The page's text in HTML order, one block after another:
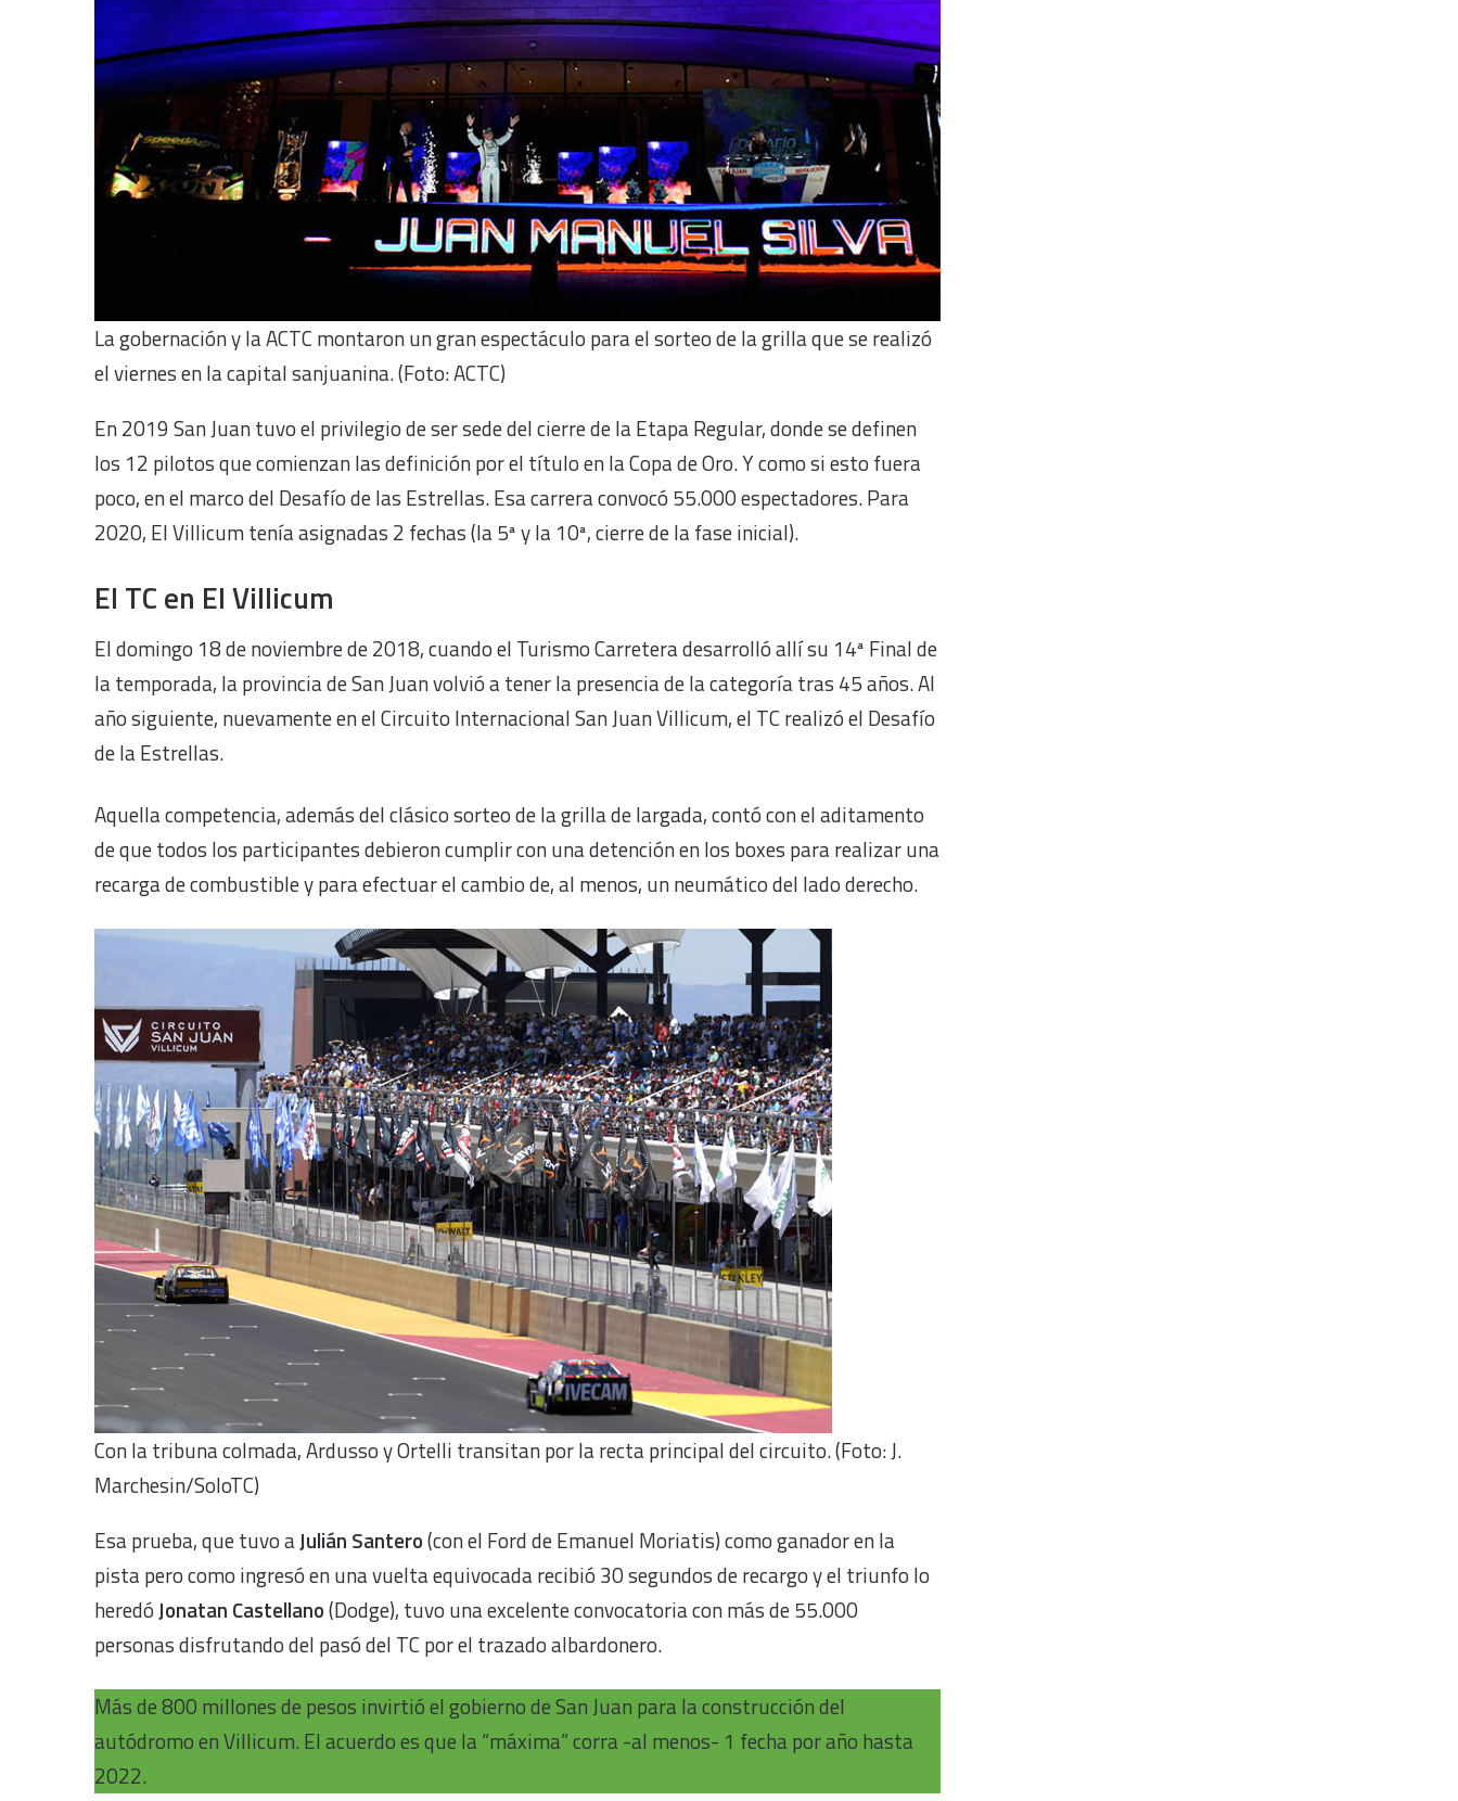
La gobernación y la ACTC montaron un gran espectáculo para el sorteo de la grilla que se realizó
el viernes en la capital sanjuanina. (Foto: ACTC)
En 2019 San Juan tuvo el privilegio de ser sede del cierre de la Etapa Regular, donde se definen
los 12 pilotos que comienzan las definición por el título en la Copa de Oro. Y como si esto fuera
poco, en el marco del Desafío de las Estrellas. Esa carrera convocó 55.000 espectadores. Para
2020, El Villicum tenía asignadas 2 fechas (la 5ª y la 10ª, cierre de la fase inicial).
El TC en El Villicum
El domingo 18 de noviembre de 2018, cuando el Turismo Carretera desarrolló allí su 14ª Final de
la temporada, la provincia de San Juan volvió a tener la presencia de la categoría tras 45 años. Al
año siguiente, nuevamente en el Circuito Internacional San Juan Villicum, el TC realizó el Desafío
de la Estrellas.
Aquella competencia, además del clásico sorteo de la grilla de largada, contó con el aditamento
de que todos los participantes debieron cumplir con una detención en los boxes para realizar una
recarga de combustible y para efectuar el cambio de, al menos, un neumático del lado derecho.
Con la tribuna colmada, Ardusso y Ortelli transitan por la recta principal del circuito. (Foto: J.
Marchesin/SoloTC)
Esa prueba, que tuvo aJulián Santero(con el Ford de Emanuel Moriatis) como ganador en la
pista pero como ingresó en una vuelta equivocada recibió 30 segundos de recargo y el triunfo lo
heredóJonatan Castellano(Dodge), tuvo una excelente convocatoria con más de 55.000
personas disfrutando del pasó del TC por el trazado albardonero.
Más de 800 millones de pesos invirtió el gobierno de San Juan para la construcción del
autódromo en Villicum. El acuerdo es que la “máxima” corra -al menos- 1 fecha por año hasta
2022.